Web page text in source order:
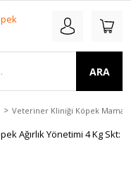
ARA
Veteriner Kliniği Köpek Maması